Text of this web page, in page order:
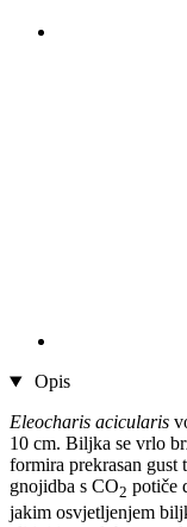
Opis
Eleocharis acicularis
10 cm. Biljka se vrlo
formira prekrasan gust
gnojidba s CO2 potiče
jakim osvjetljenjem